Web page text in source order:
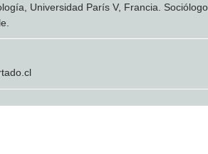
Universidad París V, Francia.